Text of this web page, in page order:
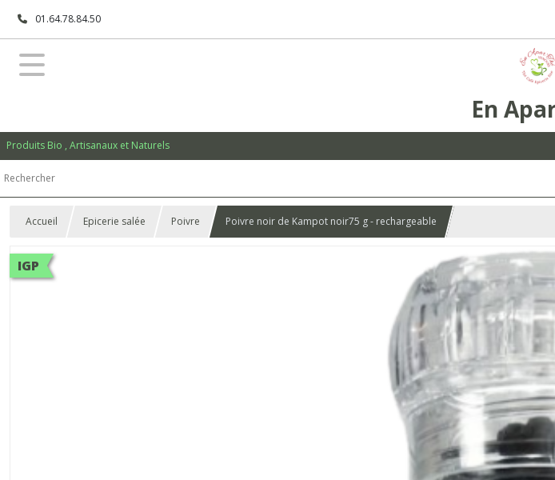
01.64.78.84.50
En
Produits Bio , Artisanaux et Naturels
Accueil Epicerie salée Poivre Poivre noir de Kampot noir75 g - rechargeable
IGP